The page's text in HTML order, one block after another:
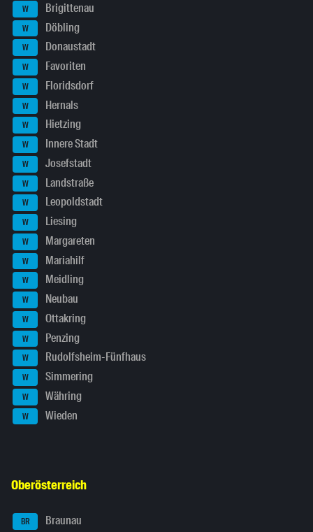
W Brigittenau
W Döbling
W Donaustadt
W Favoriten
W Floridsdorf
W Hernals
W Hietzing
W Innere Stadt
W Josefstadt
W Landstraße
W Leopoldstadt
W Liesing
W Margareten
W Mariahilf
W Meidling
W Neubau
W Ottakring
W Penzing
W Rudolfsheim-Fünfhaus
W Simmering
W Währing
W Wieden
Oberösterreich
BR Braunau